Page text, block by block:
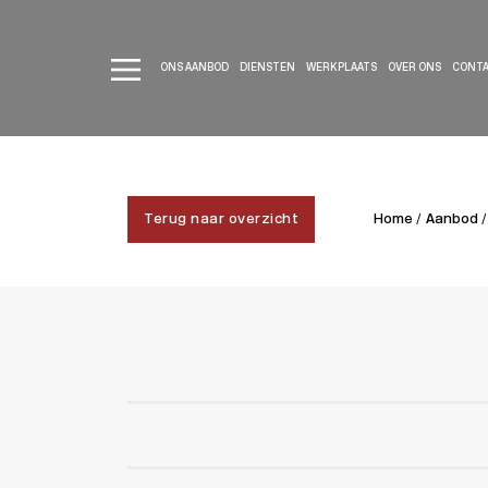
ONS AANBOD DIENSTEN WERKPLAATS OVER ONS
Terug naar overzicht Home / Aanbod /